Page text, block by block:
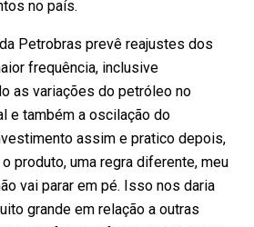
no país.
Petrobras prevê reajustes dos
frequência, inclusive
as variações do petróleo no
e também a oscilação do
assim e pratico depois,
produto, uma regra diferente, meu
vai parar em pé. Isso nos daria
grande em relação a outras